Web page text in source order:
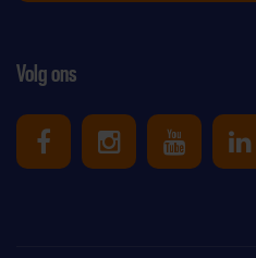
Volg ons
Uniek Sporten op
UniekUniek